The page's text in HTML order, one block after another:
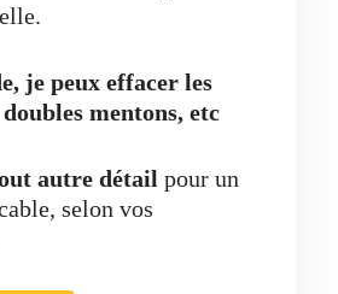
je peux effacer les
mentons, etc
autre détail pour un
selon vos